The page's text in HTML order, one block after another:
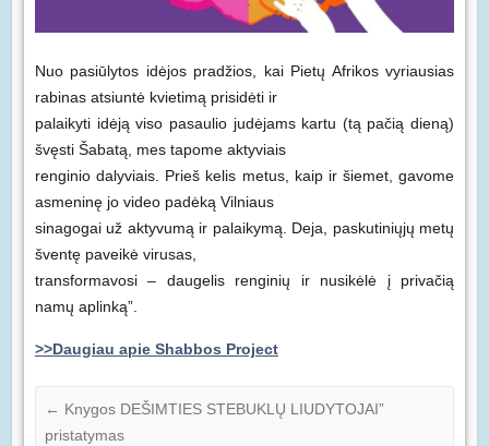
Nuo pasiūlytos idėjos pradžios, kai Pietų Afrikos vyriausias
rabinas atsiuntė kvietimą prisidėti ir
palaikyti idėją viso pasaulio judėjams kartu (tą pačią dieną)
švęsti Šabatą, mes tapome aktyviais
renginio dalyviais. Prieš kelis metus, kaip ir šiemet, gavome
asmeninę jo video padėką Vilniaus
sinagogai už aktyvumą ir palaikymą. Deja, paskutiniųjų metų
šventę paveikė virusas,
transformavosi – daugelis renginių ir nusikėlė į privačią
namų aplinką”.
>>Daugiau apie Shabbos Project
← Knygos DEŠIMTIES STEBUKLŲ LIUDYTOJAI”
pristatymas